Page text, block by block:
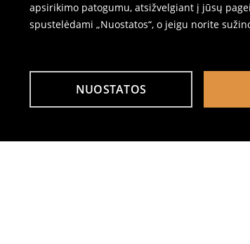
apsirikimo patogumu, atsižvelgiant į jūsų
spustelėdami „Nuostatos“, o jeigu norite
NUOSTATOS